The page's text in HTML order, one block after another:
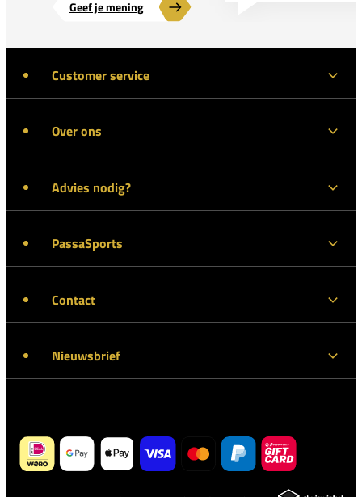
Geef je mening
Customer service
Over ons
Advies nodig?
PassaSports
Contact
Nieuwsbrief